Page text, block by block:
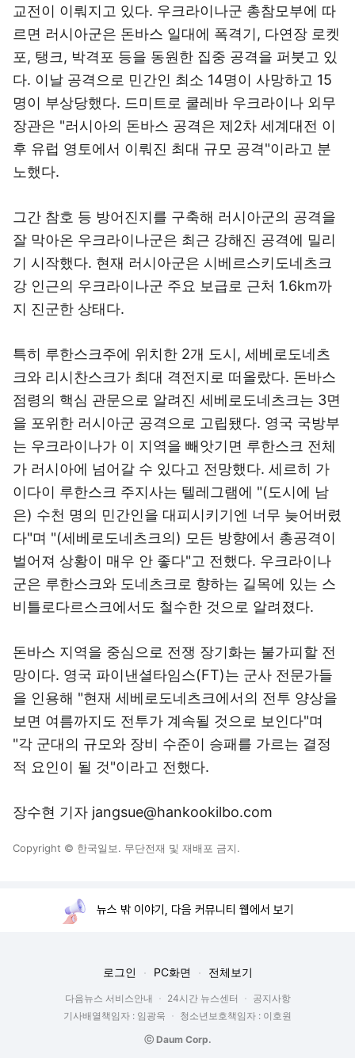
교전이 이뤄지고 있다. 우크라이나군 총참모부에 따
르면 러시아군은 돈바스 일대에 폭격기, 다연장 로켓
포, 탱크, 박격포 등을 동원한 집중 공격을 퍼붓고 있
다. 이날 공격으로 민간인 최소 14명이 사망하고 15
명이 부상당했다. 드미트로 쿨레바 우크라이나 외무
장관은 "러시아의 돈바스 공격은 제2차 세계대전 이
후 유럽 영토에서 이뤄진 최대 규모 공격"이라고 분
노했다.
그간 참호 등 방어진지를 구축해 러시아군의 공격을
잘 막아온 우크라이나군은 최근 강해진 공격에 밀리
기 시작했다. 현재 러시아군은 시베르스키도네츠크
강 인근의 우크라이나군 주요 보급로 근처 1.6km까
지 진군한 상태다.
특히 루한스크주에 위치한 2개 도시, 세베로도네츠
크와 리시찬스크가 최대 격전지로 떠올랐다. 돈바스
점령의 핵심 관문으로 알려진 세베로도네츠크는 3면
을 포위한 러시아군 공격으로 고립됐다. 영국 국방부
는 우크라이나가 이 지역을 빼앗기면 루한스크 전체
가 러시아에 넘어갈 수 있다고 전망했다. 세르히 가
이다이 루한스크 주지사는 텔레그램에 "(도시에 남
은) 수천 명의 민간인을 대피시키기엔 너무 늦어버렸
다"며 "(세베로도네츠크의) 모든 방향에서 총공격이
벌어져 상황이 매우 안 좋다"고 전했다. 우크라이나
군은 루한스크와 도네츠크로 향하는 길목에 있는 스
비틀로다르스크에서도 철수한 것으로 알려졌다.
돈바스 지역을 중심으로 전쟁 장기화는 불가피할 전
망이다. 영국 파이낸셜타임스(FT)는 군사 전문가들
을 인용해 "현재 세베로도네츠크에서의 전투 양상을
보면 여름까지도 전투가 계속될 것으로 보인다"며
"각 군대의 규모와 장비 수준이 승패를 가르는 결정
적 요인이 될 것"이라고 전했다.
장수현 기자 jangsue@hankookilbo.com
Copyright © 한국일보. 무단전재 및 재배포 금지.
뉴스 밖 이야기, 다음 커뮤니티 웹에서 보기
로그인 PC화면 전체보기
다음뉴스 서비스안내 24시간 뉴스센터
공지사항
기사배열책임자 : 임광욱
청소년보호책임자 : 이호원
ⓒ Daum Corp.